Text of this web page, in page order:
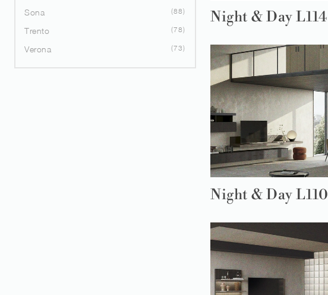
Sona 88
Trento 78
Verona 73
Night & Day L114
Night & Day L110